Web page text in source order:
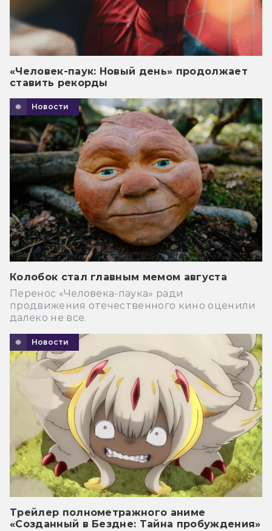
«Человек-паук: Новый день» продолжает
ставить рекорды
Новости
Колобок стал главным мемом августа
Перенос «Человека-паука» ради
продвижения отечественного кино оценили
далеко не все.
Новости
Трейлер полнометражного аниме
«Созданный в Бездне: Тайна пробуждения»